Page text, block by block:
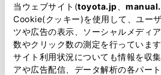
当ウェブサイト(toyota.jp
Cookie(クッキー)を使用して、ユー
ツや広告の表示、ソーシャルメディ
数やクリック数の測定を行っていま
サイト利用状況についても情報を収
アや広告配信、データ解析の各パー
外装